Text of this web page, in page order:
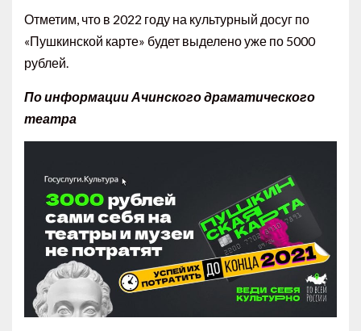
Отметим, что в 2022 году на культурный досуг по
«Пушкинской карте» будет выделено уже по 5000
рублей.
По информации Ачинского драматического
театра